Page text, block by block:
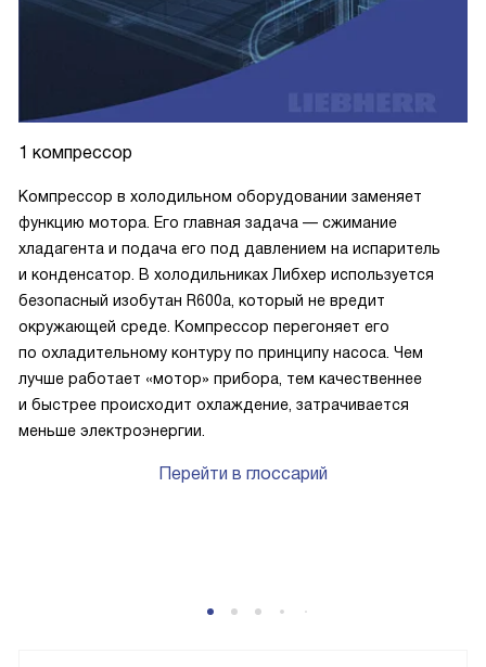
1 компрессор
Компрессор в холодильном оборудовании заменяет
функцию мотора. Его главная задача — сжимание
хладагента и подача его под давлением на испаритель
и конденсатор. В холодильниках Либхер используется
безопасный изобутан R600a, который не вредит
окружающей среде. Компрессор перегоняет его
по охладительному контуру по принципу насоса. Чем
лучше работает «мотор» прибора, тем качественнее
и быстрее происходит охлаждение, затрачивается
меньше электроэнергии.
Перейти в глоссарий